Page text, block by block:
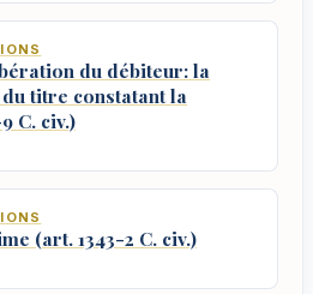
du débiteur: la
titre constatant la
C. civ.)
(art. 1343-2 C. civ.)